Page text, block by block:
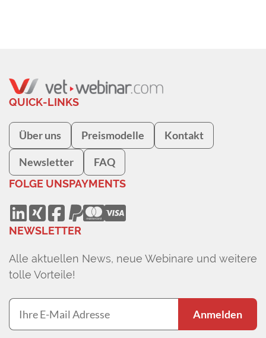
QUICK-LINKS
Über uns Preismodelle Kontakt
Newsletter FAQ
FOLGE UNSPAYMENTS
NEWSLETTER
Alle aktuellen News, neue Webinare und weitere
tolle Vorteile!
Anmelden